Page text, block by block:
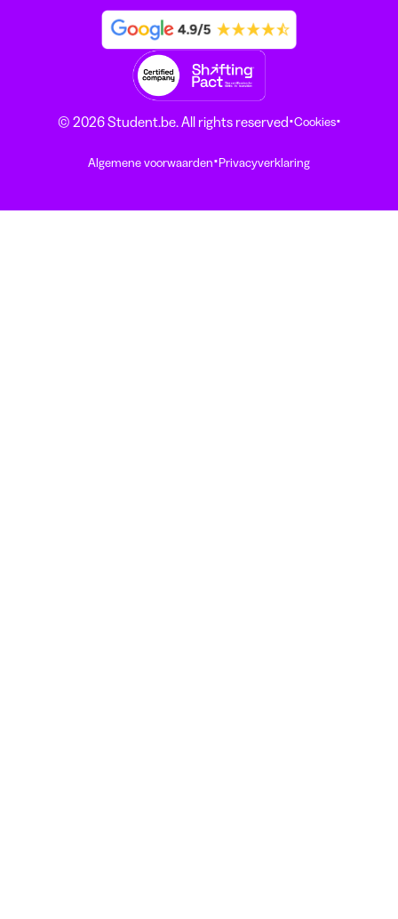
© 2026 Student.be. All rights reserved·Cookies·
Algemene voorwaarden·Privacyverklaring